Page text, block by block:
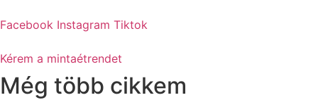
Facebook Instagram Tiktok
Kérem a mintaétrendet
Még több cikkem